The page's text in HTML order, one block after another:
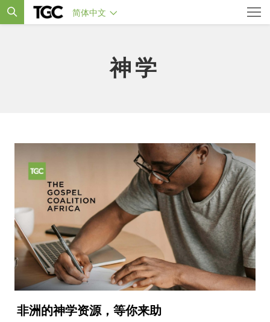
简体中文
神学
非洲的神学资源，等你来助